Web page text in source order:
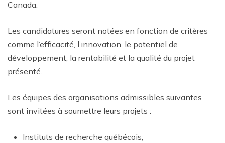
Canada.
Les candidatures seront notées en fonction de critères
comme l’efficacité, l’innovation, le potentiel de
développement, la rentabilité et la qualité du projet
présenté.
Les équipes des organisations admissibles suivantes
sont invitées à soumettre leurs projets :
Instituts de recherche québécois;